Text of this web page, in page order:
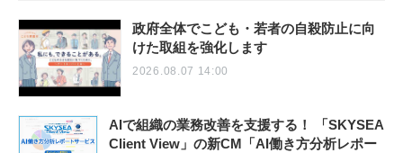
政府全体でこども・若者の自殺防止に向
けた取組を強化します
2026.08.07 14:00
AIで組織の業務改善を支援する！ 「SKYSEA
Client View」の新CM「AI働き方分析レポー